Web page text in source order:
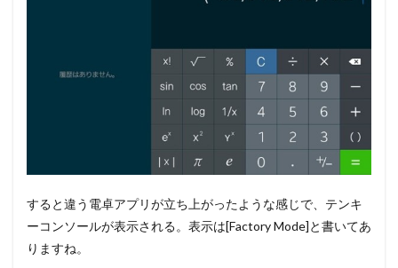
すると違う電卓アプリが立ち上がったような感じで、テンキ
ーコンソールが表示される。表示は[Factory Mode]と書いてあ
りますね。